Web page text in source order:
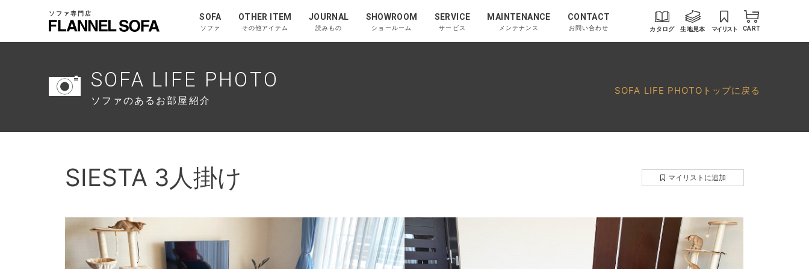
ソファ専門店 SOFA
ソファ
OTHER ITEM
その他アイテム
JOURNAL
読みもの
SHOWROOM
ショールーム
SERVICE
サービス
MAINTENANCE
メンテナンス
CONTACT
お問い合わせ カタログ 生地見本 マイリスト CART
SOFA LIFE PHOTO
ソファのあるお部屋紹介
SOFA LIFE PHOTOトップに戻る
SIESTA 3人掛け マイリストに追加